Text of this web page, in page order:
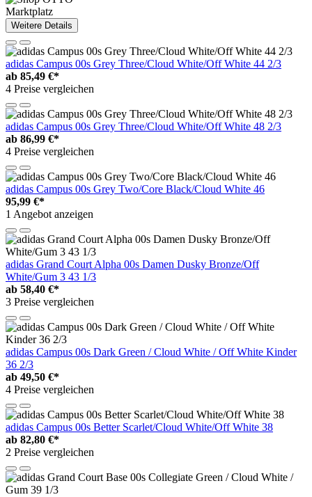
Marktplatz
Weitere Details
adidas Campus 00s Grey Three/Cloud White/Off White 44 2/3
ab 85,49 €*
4 Preise vergleichen
adidas Campus 00s Grey Three/Cloud White/Off White 48 2/3
ab 86,99 €*
4 Preise vergleichen
adidas Campus 00s Grey Two/Core Black/Cloud White 46
95,99 €*
1 Angebot anzeigen
adidas Grand Court Alpha 00s Damen Dusky Bronze/Off
White/Gum 3 43 1/3
ab 58,40 €*
3 Preise vergleichen
adidas Campus 00s Dark Green / Cloud White / Off White Kinder
36 2/3
ab 49,50 €*
4 Preise vergleichen
adidas Campus 00s Better Scarlet/Cloud White/Off White 38
ab 82,80 €*
2 Preise vergleichen